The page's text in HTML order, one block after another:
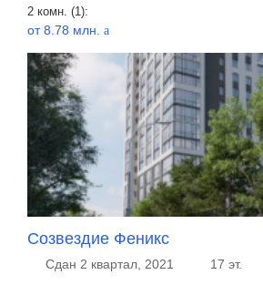
2 комн. (1):
от 8.78 млн. a
Созвездие Феникс
Сдан 2 квартал, 2021 17 эт.